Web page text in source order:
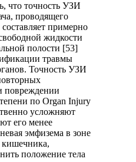
что точность УЗИ
проводящего
примерно
жидкости
полости [53]
травмы
Точность УЗИ
повреждении
по Organ Injury
усложняют
его менее
эмфизема в зоне
кишечника,
положение тела